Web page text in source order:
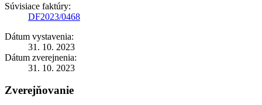
Súvisiace faktúry:
DF2023/0468
Dátum vystavenia:
31. 10. 2023
Dátum zverejnenia:
31. 10. 2023
Zverejňovanie